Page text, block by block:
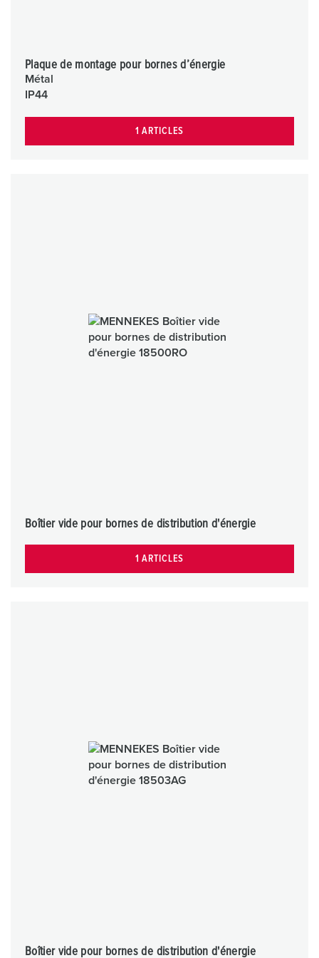
Plaque de montage pour bornes d’énergie
Métal
IP44
1 ARTICLES
Boîtier vide pour bornes de distribution d'énergie
1 ARTICLES
Boîtier vide pour bornes de distribution d'énergie